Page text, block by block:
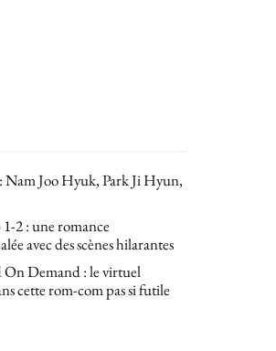
Joo Hyuk, Park Ji Hyun,
2 : une romance
avec des scènes hilarantes
Demand : le virtuel
cette rom-com pas si futile